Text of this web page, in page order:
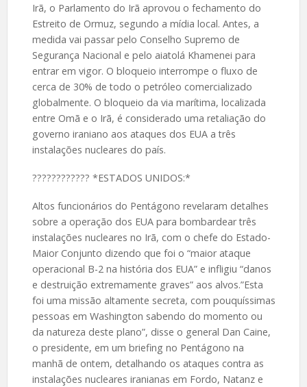
Irã, o Parlamento do Irã aprovou o fechamento do
Estreito de Ormuz, segundo a mídia local. Antes, a
medida vai passar pelo Conselho Supremo de
Segurança Nacional e pelo aiatolá Khamenei para
entrar em vigor. O bloqueio interrompe o fluxo de
cerca de 30% de todo o petróleo comercializado
globalmente. O bloqueio da via marítima, localizada
entre Omã e o Irã, é considerado uma retaliação do
governo iraniano aos ataques dos EUA a três
instalações nucleares do país.
????️???????? *ESTADOS UNIDOS:*
Altos funcionários do Pentágono revelaram detalhes
sobre a operação dos EUA para bombardear três
instalações nucleares no Irã, com o chefe do Estado-
Maior Conjunto dizendo que foi o “maior ataque
operacional B-2 na história dos EUA” e infligiu “danos
e destruição extremamente graves” aos alvos.”Esta
foi uma missão altamente secreta, com pouquíssimas
pessoas em Washington sabendo do momento ou
da natureza deste plano”, disse o general Dan Caine,
o presidente, em um briefing no Pentágono na
manhã de ontem, detalhando os ataques contra as
instalações nucleares iranianas em Fordo, Natanz e